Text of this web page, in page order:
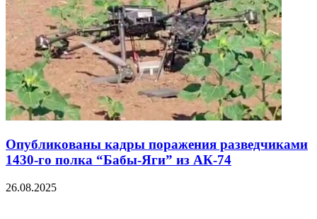
Опубликованы кадры поражения разведчиками
1430-го полка “Бабы-Яги” из АК-74
26.08.2025